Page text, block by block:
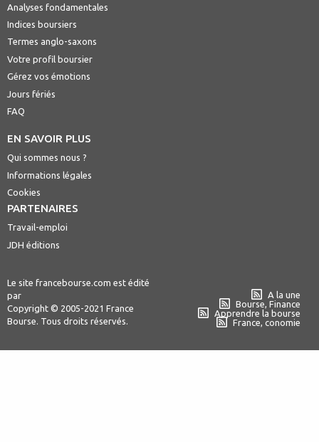
Analyses fondamentales
Indices boursiers
Termes anglo-saxons
Votre profil boursier
Gérez vos émotions
Jours fériés
FAQ
EN SAVOIR PLUS
Qui sommes nous ?
Informations légales
Cookies
PARTENAIRES
Travail-emploi
JDH éditions
Le site francebourse.com est édité
par
Copyright © 2005-2021 France
Bourse. Tous droits réservés.
A la une
Bourse, Finance
Apprendre la bourse
France, conomie